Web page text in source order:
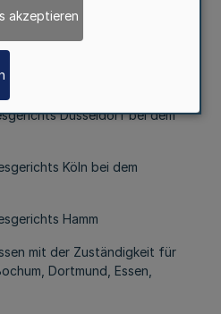
nach § 3a der
kann
Düsseldorf bei dem
Köln bei dem
Hamm
mit der Zuständigkeit für
Dortmund, Essen,
akzeptieren